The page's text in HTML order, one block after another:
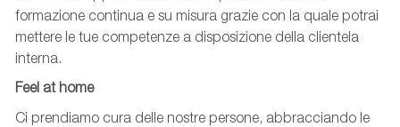
formazione continua e su misura grazie con la quale potrai
mettere le tue competenze a disposizione della clientela
interna.
Feel at home
Ci prendiamo cura delle nostre persone, abbracciando le